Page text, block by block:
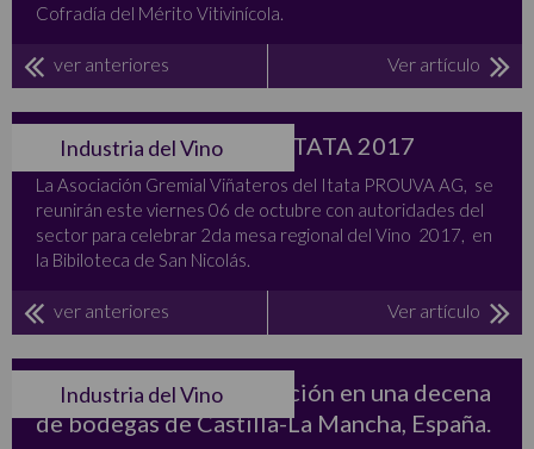
Cofradía del Mérito Vitivinícola.
ver anteriores Ver artículo
Industria del Vino
2 da MESA REGIONAL ITATA 2017
La Asociación Gremial Viñateros del Itata PROUVA AG, se
reunirán este viernes 06 de octubre con autoridades del
sector para celebrar 2da mesa regional del Vino 2017, en
la Bibiloteca de San Nicolás.
ver anteriores Ver artículo
Industria del Vino
Denuncia de Chaptalización en una decena
de bodegas de Castilla-La Mancha, España.